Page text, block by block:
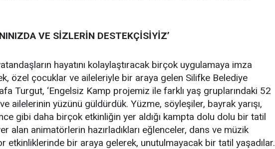
VE SİZLERİN DESTEKÇİSİYİZ’
hayatını kolaylaştıracak birçok uygulamaya imza
özel çocuklar ve aileleriyle bir araya gelen Silifke Belediye
Turgut, ‘Engelsiz Kamp projemiz ile farklı yaş gruplarındaki 52
ailelerinin yüzünü güldürdük. Yüzme, söyleşiler, bayrak yarışı,
gibi daha birçok etkinliğin yer aldığı kampta dolu dolu bir tatil
alan animatörlerin hazırladıkları eğlenceler, dans ve müzik
etkinliklerinde bir araya gelerek, unutulmayacak bir tatil yaşadılar.